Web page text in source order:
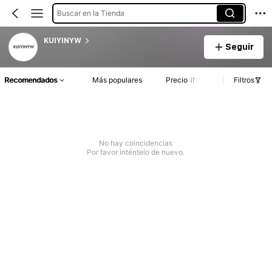
Buscar en la Tienda
KUIYINYW
Seguir
Recomendados Más populares Precio Filtros
No hay coincidencias
Por favor inténtelo de nuevo.